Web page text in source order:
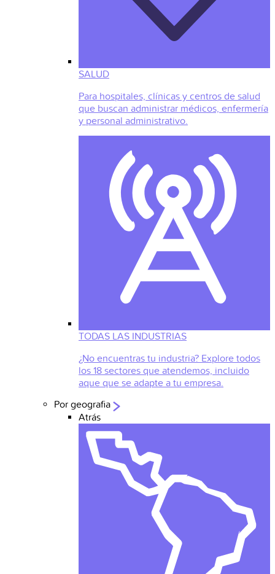
SALUD
Para hospitales, clínicas y centros de salud
que buscan administrar médicos, enfermería
y personal administrativo.
TODAS LAS INDUSTRIAS
¿No encuentras tu industria? Explore todos
los 18 sectores que atendemos, incluido
aque que se adapte a tu empresa.
Por geografia
Atrás